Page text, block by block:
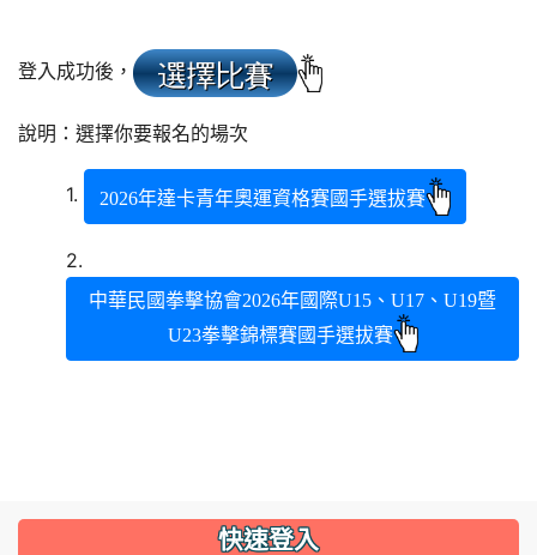
登入成功後，
說明：選擇你要報名的場次
1. 2026年達卡青年奧運資格賽國手選拔賽
2.
中華民國拳擊協會2026年國際U15、U17、U19暨
U23拳擊錦標賽國手選拔賽
::: 快速登入